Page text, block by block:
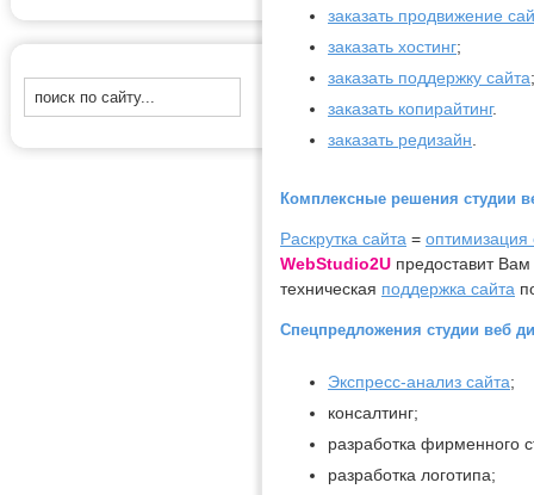
заказать продвижение
заказать хостинг;
заказать поддержку сайта;
заказать копирайтинг.
заказать редизайн
Комплексные решения студии
Раскрутка сайта = оптимизация
WebStudio2U предоставит
техническая поддержка сайта
Спецпредложения студии веб
Экспресс-анализ сайта;
консалтинг;
разработка фирменного
разработка логотипа;